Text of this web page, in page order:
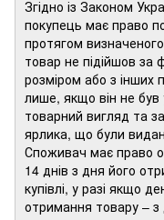
Згідно із Законом
покупець має право
протягом
товар не підійшов
розміром або з
лише, якщо він не був
товарний вигляд та
ярлика, що були
Споживач має право
14 днів з дня його
купівлі, у разі якщо
отримання товару –